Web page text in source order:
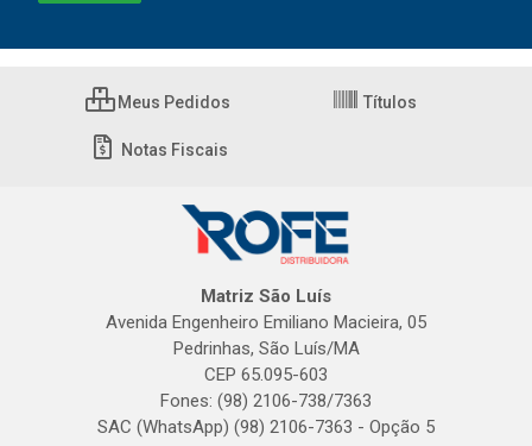
Meus Pedidos Títulos
Notas Fiscais
Matriz São Luís
Avenida Engenheiro Emiliano Macieira, 05
Pedrinhas, São Luís/MA
CEP 65.095-603
Fones: (98) 2106-738/7363
SAC (WhatsApp) (98) 2106-7363 - Opção 5